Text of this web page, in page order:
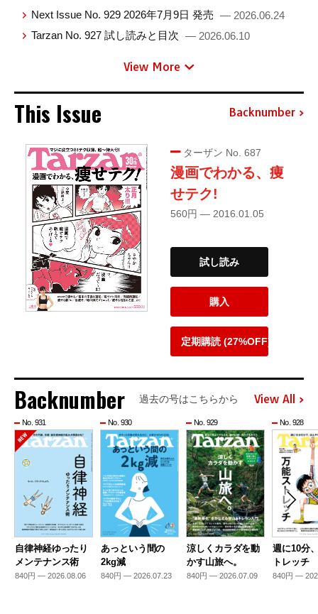
Next Issue No. 929 2026年7月9日 発売 — 2026.06.24
Tarzan No. 927 試し読みと目次 — 2026.06.10
View More
This Issue Backnumber
ターザン No. 687
漫画でわかる、痩
せテク!
560円 — 2016.01.05
試し読み
購入
定期購読 (27%OFF)
Backnumber 過去の号はこちらから View All
No. 931
自律神経ゆったり
メンテナンス術
840円 — 2026.08.06
No. 930
あっという間の
2kg減
840円 — 2026.07.23
No. 929
涼しくカラダを動
かす山旅へ。
840円 — 2026.07.09
No. 928
週に10分
トレッチ
840円 —